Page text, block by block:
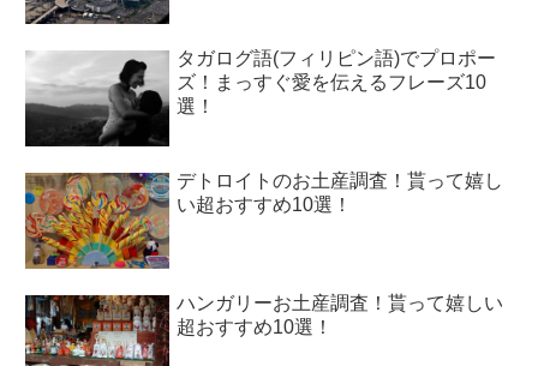
タガログ語(フィリピン語)でプロポー
ズ！まっすぐ愛を伝えるフレーズ10
選！
デトロイトのお土産調査！貰って嬉し
い超おすすめ10選！
ハンガリーお土産調査！貰って嬉しい
超おすすめ10選！